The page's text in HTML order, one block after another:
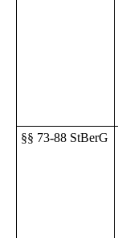
§§ 73-88 StBerG